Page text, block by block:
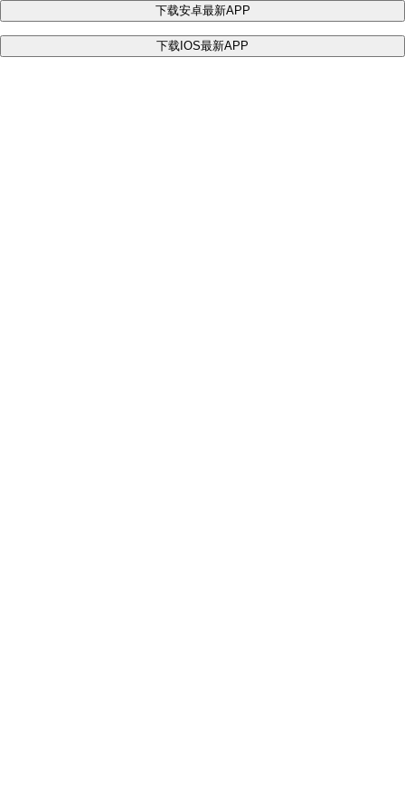
下载安卓最新APP
下载IOS最新APP